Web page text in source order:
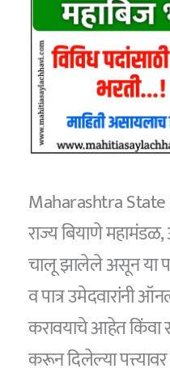
Maharashtra State
राज्य बियाणे
चालू झालेले असून या
व पात्र उमेदवारांनी
करावयाचे आहेत किंवा
करून दिलेल्या